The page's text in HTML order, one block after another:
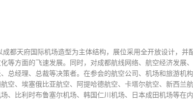
都天府国际机场造型为主体结构，展位采用全开放设计，并
方面的飞速发展。同时，对成都航线网络、航空经济发展
总经理、总裁等决策者。在参会的航空公司、机场和旅游机
空、埃塞俄比亚航空、阿提哈德航空、卡塔尔航空、新西兰
、比利时布鲁塞尔机场、韩国仁川机场、日本成田机场等在